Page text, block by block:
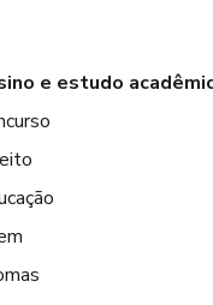
e estudo